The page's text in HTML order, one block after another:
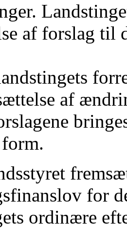
af forslag til
af
for
ordinære